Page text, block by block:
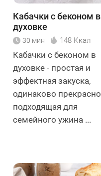
Кабачки с беконом в
духовке
30 мин 148 Ккал
Кабачки с беконом в
духовке - простая и
эффектная закуска,
одинаково прекрасно
подходящая для
семейного ужина ...